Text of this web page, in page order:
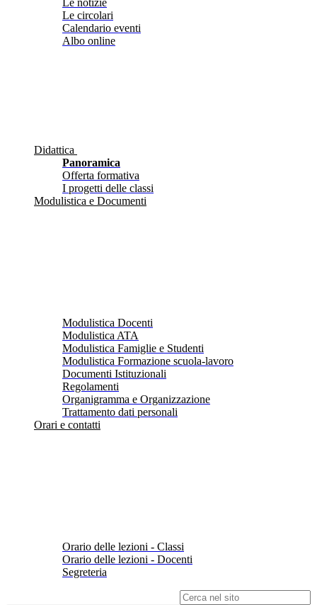
Le notizie
Le circolari
Calendario eventi
Albo online
Didattica
Panoramica
Offerta formativa
I progetti delle classi
Modulistica e Documenti
Modulistica Docenti
Modulistica ATA
Modulistica Famiglie e Studenti
Modulistica Formazione scuola-lavoro
Documenti Istituzionali
Regolamenti
Organigramma e Organizzazione
Trattamento dati personali
Orari e contatti
Orario delle lezioni - Classi
Orario delle lezioni - Docenti
Segreteria